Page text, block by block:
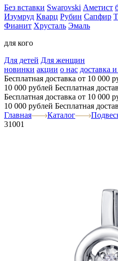
Без вставки Swarovski Аметист
Изумруд Кварц Рубин Сапфир
Фианит Хрусталь Эмаль
для кого
Для детей Для женщин
новинки акции о нас доставка
Бесплатная доставка от 10 000
10 000 рублей Бесплатная
Бесплатная доставка от 10 000
10 000 рублей Бесплатная
Главная
Каталог
31001